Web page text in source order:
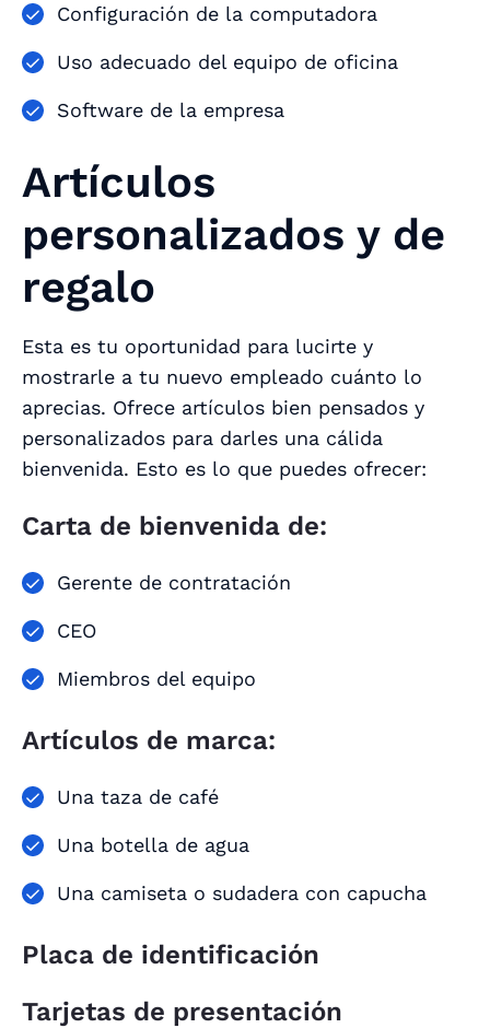
Configuración de la computadora
Uso adecuado del equipo de oficina
Software de la empresa
Artículos
personalizados y de
regalo
Esta es tu oportunidad para lucirte y
mostrarle a tu nuevo empleado cuánto lo
aprecias. Ofrece artículos bien pensados y
personalizados para darles una cálida
bienvenida. Esto es lo que puedes ofrecer:
Carta de bienvenida de:
Gerente de contratación
CEO
Miembros del equipo
Artículos de marca:
Una taza de café
Una botella de agua
Una camiseta o sudadera con capucha
Placa de identificación
Tarjetas de presentación